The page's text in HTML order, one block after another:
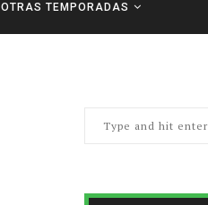
OTRAS TEMPORADAS